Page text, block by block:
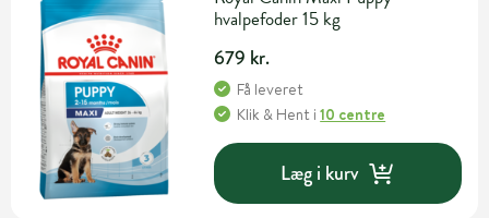
hvalpefoder 15 kg
679 kr.
Få leveret
Klik & Hent i10 centre
Læg i kurv